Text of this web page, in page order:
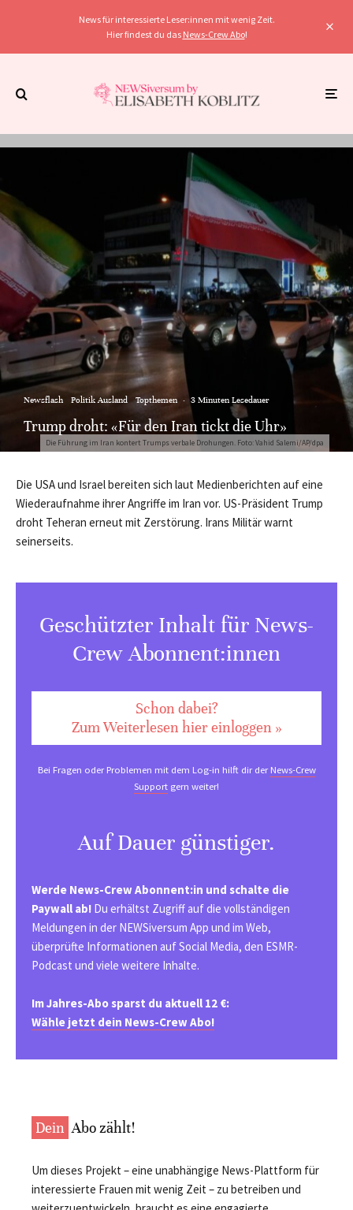
News für interessierte Leser:innen mit wenig Zeit.
Hier findest du das News-Crew Abo!
Die Führung im Iran kontert Trumps verbale Drohungen. Foto: Vahid Salemi/AP/dpa
Newsflash Politik Ausland Topthemen · 3 Minuten Lesedauer
Trump droht: «Für den Iran tickt die Uhr»
Die USA und Israel bereiten sich laut Medienberichten auf eine
Wiederaufnahme ihrer Angriffe im Iran vor. US-Präsident Trump
droht Teheran erneut mit Zerstörung. Irans Militär warnt
seinerseits.
Geschützter Inhalt für News-
Crew Abonnent:innen
Schon dabei?
Zum Weiterlesen hier einloggen »
Bei Fragen oder Problemen mit dem Log-in hilft dir derNews-Crew
Support gern weiter!
Auf Dauer günstiger.
Werde News-Crew Abonnent:in und schalte die
Paywall ab! Du erhältst Zugriff auf die vollständigen
Meldungen in der NEWSiversum App und im Web,
überprüfte Informationen auf Social Media, den ESMR-
Podcast und viele weitere Inhalte.
Im Jahres-Abo sparst du aktuell 12 €:
Wähle jetzt dein News-Crew Abo!
Dein Abo zählt!
Um dieses Projekt – eine unabhängige News-Plattform für
interessierte Frauen mit wenig Zeit – zu betreiben und